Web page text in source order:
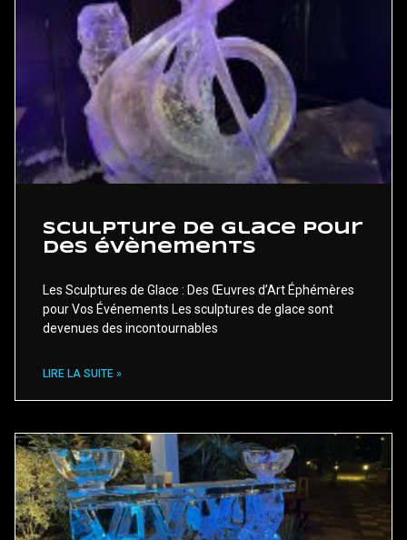
Sculpture de glace pour
des évènements
Les Sculptures de Glace : Des Œuvres d’Art Éphémères
pour Vos Événements Les sculptures de glace sont
devenues des incontournables
LIRE LA SUITE »